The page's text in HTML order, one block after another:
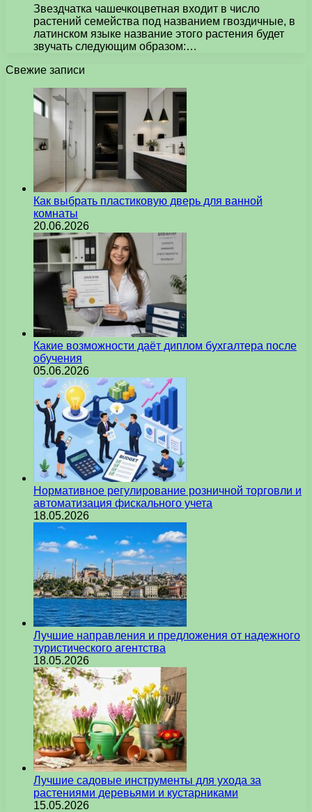
Звездчатка чашечкоцветная входит в число
растений семейства под названием гвоздичные, в
латинском языке название этого растения будет
звучать следующим образом:…
Свежие записи
Как выбрать пластиковую дверь для ванной
комнаты
20.06.2026
Какие возможности даёт диплом бухгалтера после
обучения
05.06.2026
Нормативное регулирование розничной торговли и
автоматизация фискального учета
18.05.2026
Лучшие направления и предложения от надежного
туристического агентства
18.05.2026
Лучшие садовые инструменты для ухода за
растениями деревьями и кустарниками
15.05.2026